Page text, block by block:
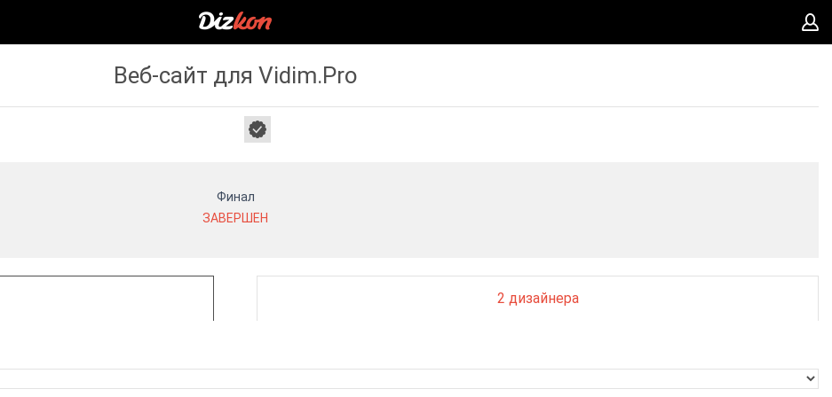
Веб-сайт для Vidim.Pro
Финал
ЗАВЕРШЕН
2 дизайнера